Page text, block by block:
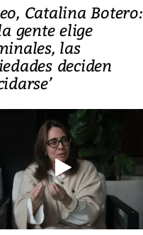
Catalina Botero:
gente elige
las
deciden